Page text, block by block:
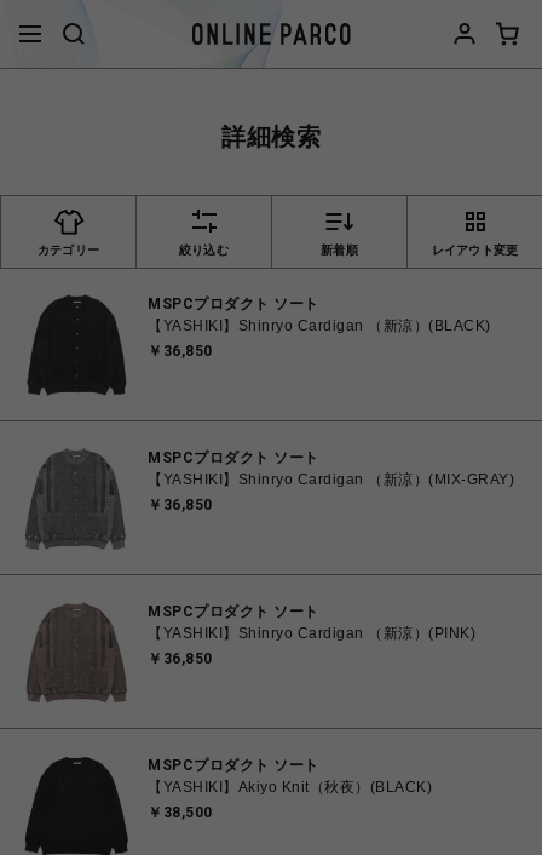
詳細検索
カテゴリー 絞り込む 新着順 レイアウト変更
MSPCプロダクト ソート
【YASHIKI】Shinryo Cardigan （新涼）(BLACK)
￥36,850
MSPCプロダクト ソート
【YASHIKI】Shinryo Cardigan （新涼）(MIX-GRAY)
￥36,850
MSPCプロダクト ソート
【YASHIKI】Shinryo Cardigan （新涼）(PINK)
￥36,850
MSPCプロダクト ソート
【YASHIKI】Akiyo Knit（秋夜）(BLACK)
￥38,500